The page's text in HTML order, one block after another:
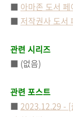
■ 아마존 도서 페
■ 저작권사 도서
관련 시리즈
■ (없음)
관련 포스트
■ 2023.12.29 - [